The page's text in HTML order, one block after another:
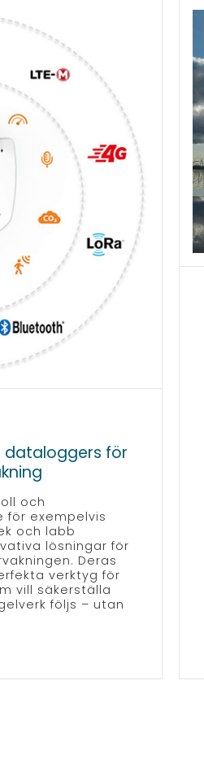
dataloggers för
och
för exempelvis
och labb
lösningar för
Deras
verktyg för
vill säkerställa
följs – utan